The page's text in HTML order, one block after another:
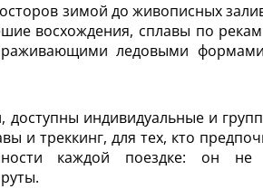
зимой до живописных
восхождения, сплавы по
ледовыми
доступны индивидуальные и
и треккинг, для тех, кто
каждой поездке: он не